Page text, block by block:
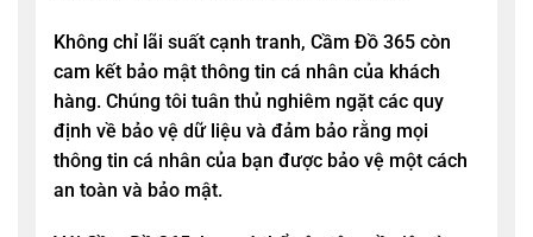
Không chỉ lãi suất cạnh tranh, Cầm Đồ 365 còn
cam kết bảo mật thông tin cá nhân của khách
hàng. Chúng tôi tuân thủ nghiêm ngặt các quy
định về bảo vệ dữ liệu và đảm bảo rằng mọi
thông tin cá nhân của bạn được bảo vệ một cách
an toàn và bảo mật.